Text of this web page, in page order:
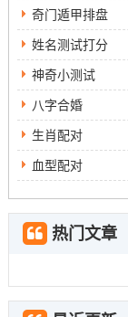
奇门遁甲排盘
姓名测试打分
神奇小测试
八字合婚
生肖配对
血型配对
热门文章